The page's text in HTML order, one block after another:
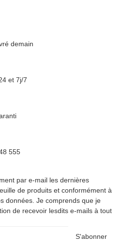
demain
et 7j/7
555
par e-mail les dernières
de produits et conformément à
données. Je comprends que je
de recevoir lesdits e-mails à tout
S'abonner